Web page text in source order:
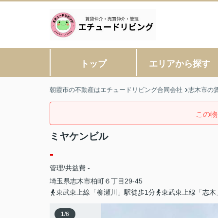
トップ エリアから探す
朝霞市の不動産はエチュードリビング合同会社 志木市の
この
ミヤケンビル
-
管理/共益費 -
埼玉県志木市柏町６丁目29-45
東武東上線「柳瀬川」駅徒歩1分
東武東上線「志
1/6